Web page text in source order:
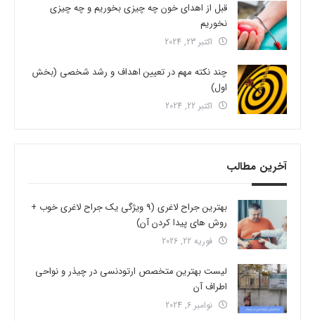
قبل از اهدای خون چه چیزی بخوریم و چه چیزی
نخوریم
اکتبر 23, 2024
چند نکته مهم در تعیین اهداف و رشد شخصی (بخش
اول)
اکتبر 22, 2024
آخرین مطالب
بهترین جراح لاغری (9 ویژگی یک جراح لاغری خوب +
روش های پیدا کردن آن)
فوریه 22, 2026
لیست بهترین متخصص ارتودنسی در چیذر و نواحی
اطراف آن
نوامبر 6, 2024